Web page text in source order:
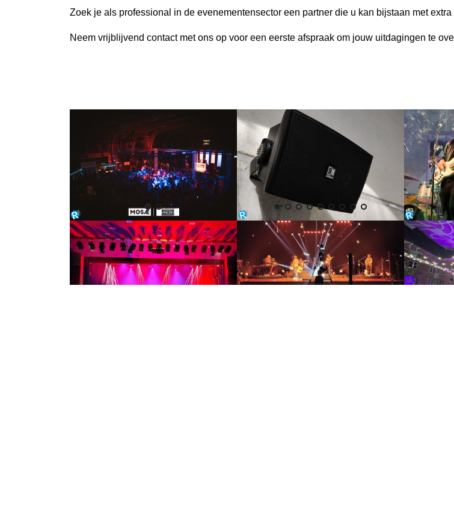
Zoek je als professional in de evenementensector een partner die u kan bijstaan met
Neem vrijblijvend contact met ons op voor een eerste afspraak om jouw uitdagingen te